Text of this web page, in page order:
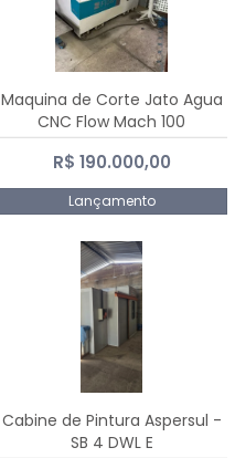
Maquina de Corte Jato Agua
CNC Flow Mach 100
R$ 190.000,00
Lançamento
Cabine de Pintura Aspersul -
SB 4 DWL E